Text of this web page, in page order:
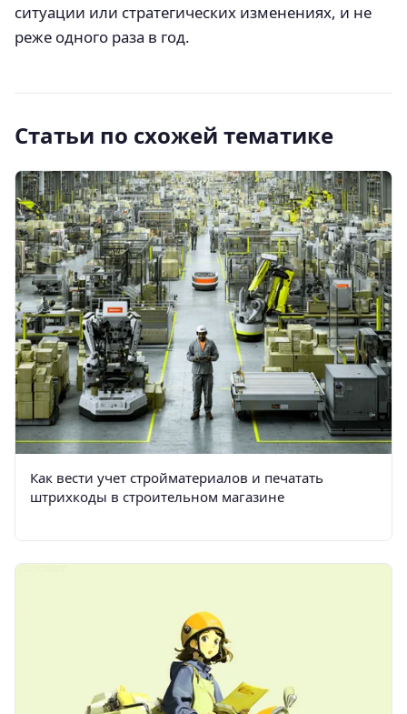
ситуации или стратегических изменениях, и не
реже одного раза в год.
Статьи по схожей тематике
Как вести учет стройматериалов и печатать
штрихкоды в строительном магазине